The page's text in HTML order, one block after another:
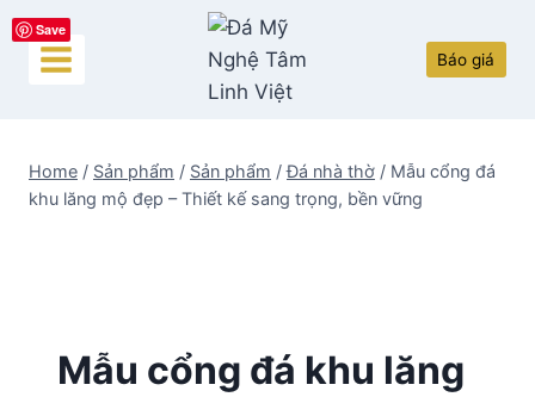
Skip
to
content
Báo giá
Home / Sản phẩm / Sản phẩm / Đá nhà thờ / Mẫu cổng đá
khu lăng mộ đẹp – Thiết kế sang trọng, bền vững
Save
Mẫu cổng đá khu lăng